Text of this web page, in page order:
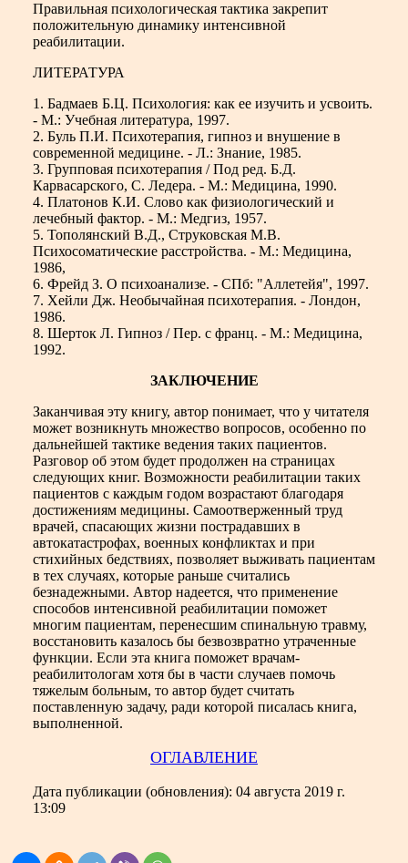
Правильная психологическая тактика закрепит
положительную динамику интенсивной
реабилитации.
ЛИТЕРАТУРА
1. Бадмаев Б.Ц. Психология: как ее изучить и усвоить.
- М.: Учебная литература, 1997.
2. Буль П.И. Психотерапия, гипноз и внушение в
современной медицине. - Л.: Знание, 1985.
3. Групповая психотерапия / Под ред. Б.Д.
Карвасарского, С. Ледера. - М.: Медицина, 1990.
4. Платонов К.И. Слово как физиологический и
лечебный фактор. - М.: Медгиз, 1957.
5. Тополянский В.Д., Струковская М.В.
Психосоматические расстройства. - М.: Медицина,
1986,
6. Фрейд З. О психоанализе. - СПб: "Аллетейя", 1997.
7. Хейли Дж. Необычайная психотерапия. - Лондон,
1986.
8. Шерток Л. Гипноз / Пер. с франц. - М.: Медицина,
1992.
ЗАКЛЮЧЕНИЕ
Заканчивая эту книгу, автор понимает, что у читателя
может возникнуть множество вопросов, особенно по
дальнейшей тактике ведения таких пациентов.
Разговор об этом будет продолжен на страницах
следующих книг. Возможности реабилитации таких
пациентов с каждым годом возрастают благодаря
достижениям медицины. Самоотверженный труд
врачей, спасающих жизни пострадавших в
автокатастрофах, военных конфликтах и при
стихийных бедствиях, позволяет выживать пациентам
в тех случаях, которые раньше считались
безнадежными. Автор надеется, что применение
способов интенсивной реабилитации поможет
многим пациентам, перенесшим спинальную травму,
восстановить казалось бы безвозвратно утраченные
функции. Если эта книга поможет врачам-
реабилитологам хотя бы в части случаев помочь
тяжелым больным, то автор будет считать
поставленную задачу, ради которой писалась книга,
выполненной.
ОГЛАВЛЕНИЕ
Дата публикации (обновления): 04 августа 2019 г.
13:09